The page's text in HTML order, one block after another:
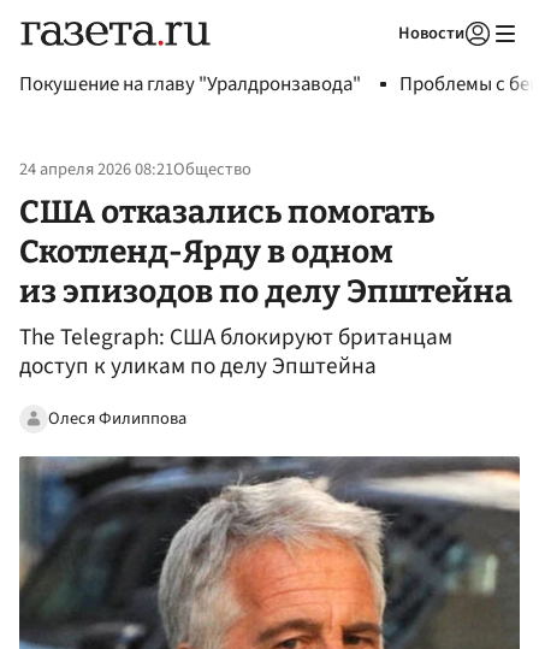
Новости
Покушение на главу "Уралдронзавода" Проблемы с
24 апреля 2026 08:21Общество
США отказались помогать
Скотленд-Ярду в одном
из эпизодов по делу Эпштейна
The Telegraph: США блокируют британцам
доступ к уликам по делу Эпштейна
Олеся Филиппова